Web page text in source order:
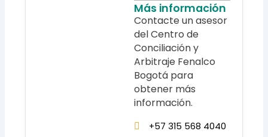
Más información
Contacte un asesor
del Centro de
Conciliación y
Arbitraje Fenalco
Bogotá para
obtener más
información.
+57 315 568 4040